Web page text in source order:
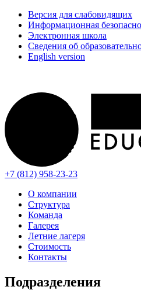
Версия для слабовидящих
Информационная
Электронная школа
Сведения об
English version
+7 (812) 958-23-23
О компании
Структура
Команда
Галерея
Летние лагеря
Стоимость
Контакты
Подразделения